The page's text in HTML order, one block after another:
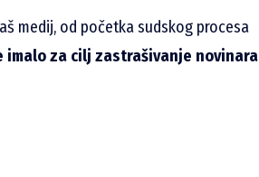
medij, od početka sudskog procesa
za cilj zastrašivanje novinara